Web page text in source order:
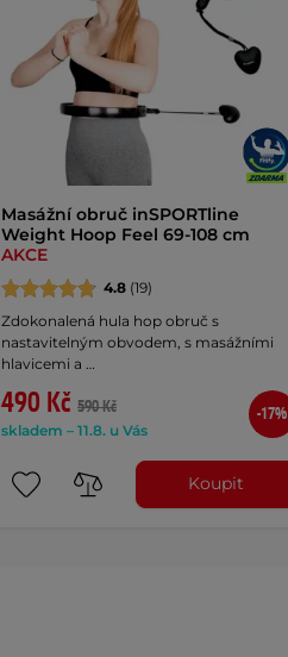
Masážní obruč inSPORTline
Weight Hoop Feel 69-108 cm
AKCE
4.8(19)
Zdokonalená hula hop obruč s
nastavitelným obvodem, s masážními
hlavicemi a …
490 Kč 590 Kč
skladem – 11.8. u Vás
-17%
Koupit